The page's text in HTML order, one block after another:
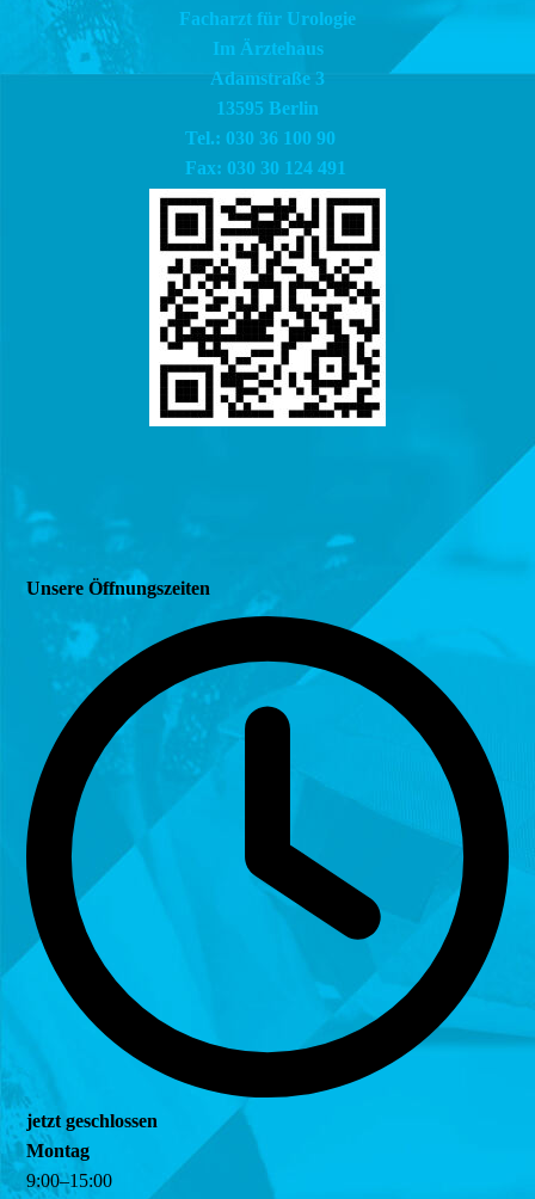
Facharzt für Urologie
Im Ärztehaus
Adamstraße 3
13595 Berlin
Tel.: 030 36 100 90
Fax: 030 30 124 491
Unsere Öffnungszeiten
jetzt geschlossen
Montag
9:00–15:00